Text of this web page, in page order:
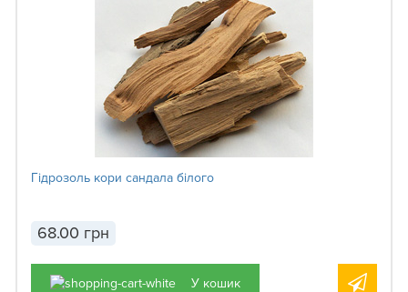
Гідрозоль кори сандала білого
68.00 грн
У кошик